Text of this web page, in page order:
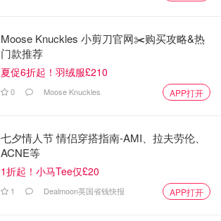
Moose Knuckles 小剪刀官网✂️购买攻略&热
门款推荐
夏促6折起！羽绒服£210
0 Moose Knuckles APP打开
七夕情人节 情侣穿搭指南-AMI、拉夫劳伦、
ACNE等
1折起！小马Tee仅£20
1 Dealmoon英国省钱快报 APP打开